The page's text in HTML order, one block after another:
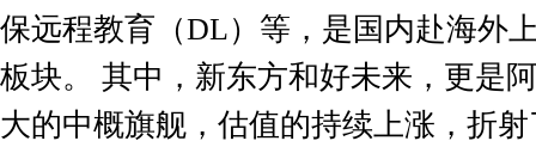
保远程教育（DL）等，是国内赴海外
板块。 其中，新东方和好未来，更是
大的中概旗舰，估值的持续上涨，折